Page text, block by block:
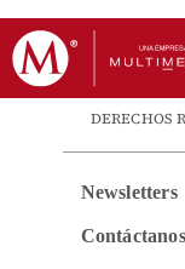
DERECHOS
Newsletters
Contáctanos